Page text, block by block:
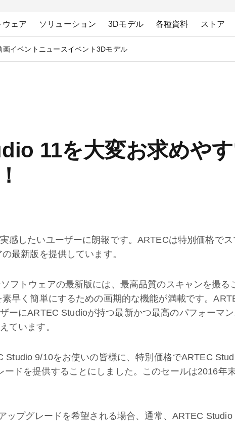
ウェア ソリューション 3Dモデル 各種資料 ストア
画イベント ニュースイベント3Dモデル
11を大変お求めや
感したいユーザーに朗報です。ARTECは特別価格でス
最新版を提供しています。
フトウェアの最新版には、最高品質のスキャンを撮る
早く簡単にするための画期的な機能が満載です。
ーにARTEC Studioが持つ最新かつ最高のパフォーマ
ています。
Studio 9/10をお使いの皆様に、特別価格でARTEC
ードを提供することにしました。このセールは2016年
ップグレードを希望される場合、通常、ARTEC Studio